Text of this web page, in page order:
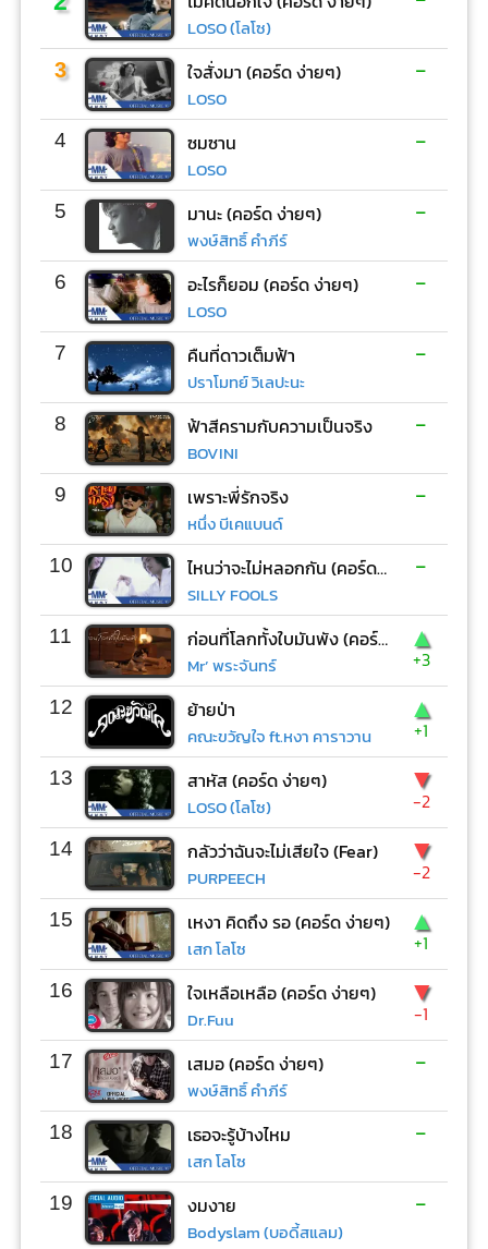
LOSO (โลโซ)
3 ใจสั่งมา (คอร์ด ง่ายๆ)
LOSO
-
4 ซมซาน
LOSO
-
5 มานะ (คอร์ด ง่ายๆ)
พงษ์สิทธิ์ คำภีร์
-
6 อะไรก็ยอม (คอร์ด ง่ายๆ)
LOSO
-
7 คืนที่ดาวเต็มฟ้า
ปราโมทย์ วิเลปะนะ
-
8 ฟ้าสีครามกับความเป็นจริง
BOVINI
-
9 เพราะพี่รักจริง
หนึ่ง บีเคแบนด์
-
10 ไหนว่าจะไม่หลอกกัน (คอร์ด ง่ายๆ)
SILLY FOOLS
-
11 ก่อนที่โลกทั้งใบมันพัง (คอร์ด ง่ายๆ)
Mr’ พระจันทร์
▲
+3
12 ย้ายป่า
คณะขวัญใจ ft.หงา คาราวาน
▲
+1
13 สาหัส (คอร์ด ง่ายๆ)
LOSO (โลโซ)
▼
-2
14 กลัวว่าฉันจะไม่เสียใจ (Fear)
PURPEECH
▼
-2
15 เหงา คิดถึง รอ (คอร์ด ง่ายๆ)
เสก โลโซ
▲
+1
16 ใจเหลือเหลือ (คอร์ด ง่ายๆ)
Dr.Fuu
▼
-1
17 เสมอ (คอร์ด ง่ายๆ)
พงษ์สิทธิ์ คำภีร์
-
18 เธอจะรู้บ้างไหม
เสก โลโซ
-
19 งมงาย
Bodyslam (บอดี้สแลม)
-